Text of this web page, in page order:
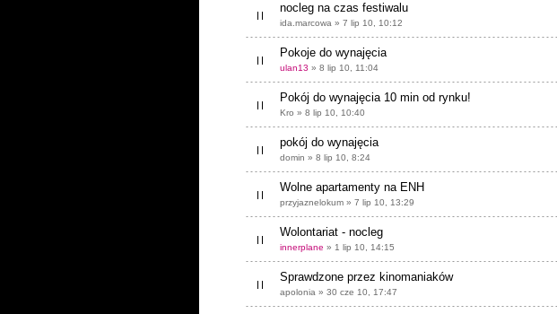
nocleg na czas festiwalu
ida.marcowa » 7 lip 10, 10:12
Pokoje do wynajęcia
ulan13 » 8 lip 10, 11:04
Pokój do wynajęcia 10 min od rynku!
Kro » 8 lip 10, 10:40
pokój do wynajęcia
domin » 8 lip 10, 8:24
Wolne apartamenty na ENH
przyjaznelokum » 7 lip 10, 13:29
Wolontariat - nocleg
innerplane » 1 lip 10, 14:15
Sprawdzone przez kinomaniaków
apolonia » 30 cze 10, 17:47